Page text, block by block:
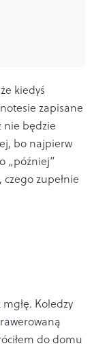
kiedyś
zapisane
nie będzie
bo najpierw
„później”
czego zupełnie
Koledzy
do domu